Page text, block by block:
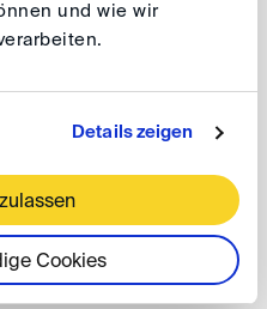
und wie wir
Details zeigen
Cookies
perE-Mailan die
Besprechung zur
Ihr Beitrag der Redaktion
besprochen worden
Rückmeldung, ob Ihr